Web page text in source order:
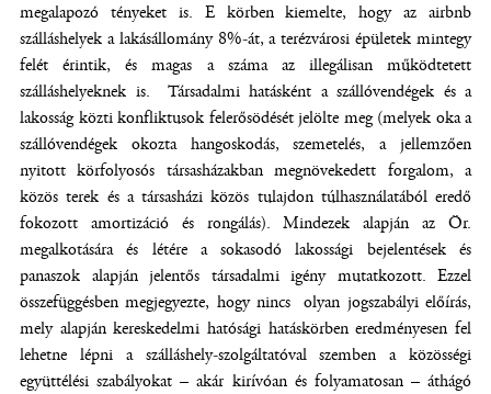
megalapozó tényeket is. E körben kiemelte, hogy az airbnb
szálláshelyek a lakásállomány 8%-át, a terézvárosi épületek mintegy
felét érintik, és magas a száma az illegálisan működtetett
szálláshelyeknek is. Társadalmi hatásként a szállóvendégek és a
lakosság közti konfliktusok felerősödését jelölte meg (melyek oka a
szállóvendégek okozta hangoskodás, szemetelés, a jellemzően
nyitott körfolyosós társasházakban megnövekedett forgalom, a
közös terek és a társasházi közös tulajdon túlhasználatából eredő
fokozott amortizáció és rongálás). Mindezek alapján az Ör.
megalkotására és létére a sokasodó lakossági bejelentések és
panaszok alapján jelentős társadalmi igény mutatkozott. Ezzel
összefüggésben megjegyezte, hogy nincs olyan jogszabályi előírás,
mely alapján kereskedelmi hatósági hatáskörben eredményesen fel
lehetne lépni a szálláshely-szolgáltatóval szemben a közösségi
együttélési szabályokat – akár kirívóan és folyamatosan – áthágó